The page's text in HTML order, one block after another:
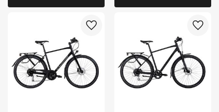
Lägg till i favoriter Lägg